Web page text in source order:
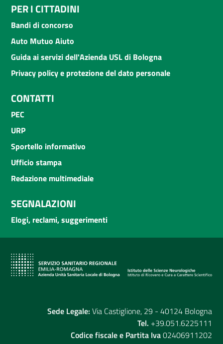
PER I CITTADINI
Bandi di concorso
Auto Mutuo Aiuto
Guida ai servizi dell'Azienda USL di Bologna
Privacy policy e protezione del dato personale
CONTATTI
PEC
URP
Sportello informativo
Ufficio stampa
Redazione multimediale
SEGNALAZIONI
Elogi, reclami, suggerimenti
Sede Legale: Via Castiglione, 29 - 40124 Bologna
Tel. +39.051.6225111
Codice fiscale e Partita Iva02406911202